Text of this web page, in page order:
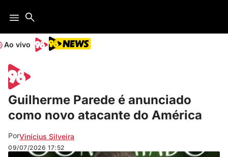
Ao vivo
Guilherme Parede é anunciado
como novo atacante do América
PorVinícius Silveira
09/07/2026 17:52